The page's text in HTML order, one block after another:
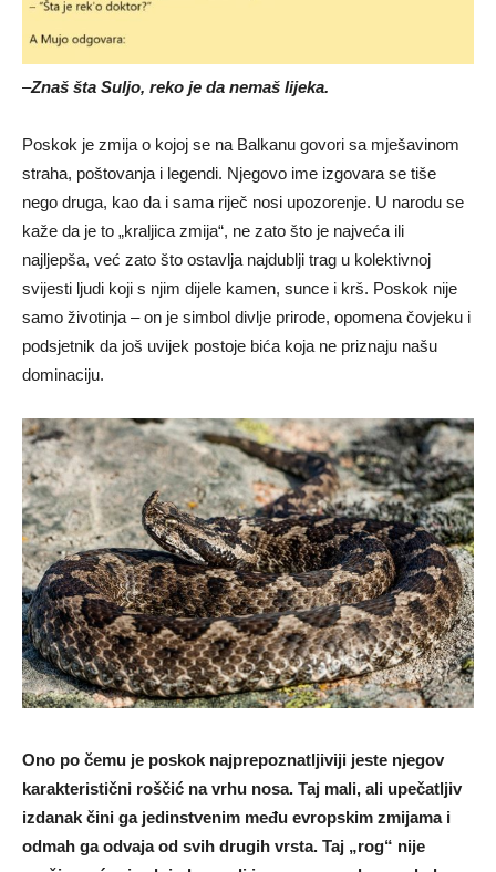
–Znaš šta Suljo, reko je da nemaš lijeka.
Poskok je zmija o kojoj se na Balkanu govori sa mješavinom
straha, poštovanja i legendi. Njegovo ime izgovara se tiše
nego druga, kao da i sama riječ nosi upozorenje. U narodu se
kaže da je to „kraljica zmija“, ne zato što je najveća ili
najljepša, već zato što ostavlja najdublji trag u kolektivnoj
svijesti ljudi koji s njim dijele kamen, sunce i krš. Poskok nije
samo životinja – on je simbol divlje prirode, opomena čovjeku i
podsjetnik da još uvijek postoje bića koja ne priznaju našu
dominaciju.
Ono po čemu je poskok najprepoznatljiviji jeste njegov
karakteristični roščić na vrhu nosa. Taj mali, ali upečatljiv
izdanak čini ga jedinstvenim među evropskim zmijama i
odmah ga odvaja od svih drugih vrsta. Taj „rog“ nije